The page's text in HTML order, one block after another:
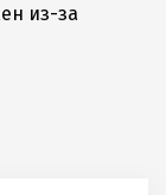
из-за